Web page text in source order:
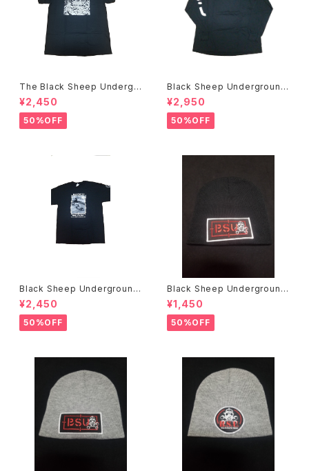
The Black Sheep Undergr
ound Bobby Brown アートT
シャツ
¥2,450
50%OFF
Black Sheep Underground
NOW WE FIGHT BACK L/S
Tシャツ
¥2,950
50%OFF
Black Sheep Underground
¥2,450
50%OFF
Black Sheep Underground
ニットキャップ
¥1,450
50%OFF